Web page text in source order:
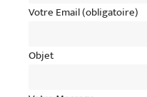
Votre Email (obligatoire)
Objet